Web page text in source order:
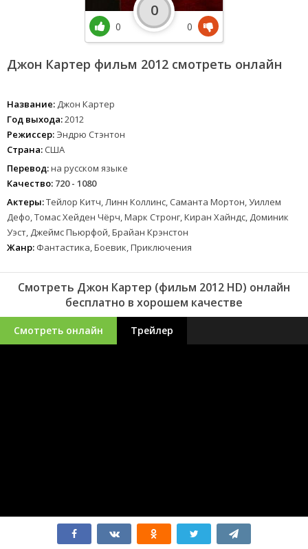
Джон Картер фильм 2012 смотреть онлайн
Название: Джон Картер
Год выхода:2012
Режиссер: Эндрю Стэнтон
Страна: США
Перевод:на русском языке
Качество: 720 - 1080
Актеры:Тейлор Китч, Линн Коллинс, Саманта Мортон, Уиллем
Дефо, Томас Хейден Чёрч, Марк Стронг, Киран Хайндс, Доминик
Уэст, Джеймс Пьюрфой, Брайан Крэнстон
Жанр: Фантастика, Боевик, Приключения
0
0
0
Смотреть Джон Картер (фильм 2012 HD) онлайн
бесплатно в хорошем качестве
Смотреть онлайн Трейлер